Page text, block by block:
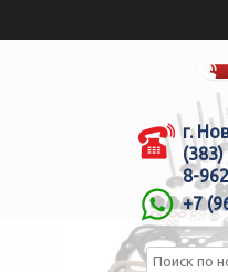
г.
8-
+7